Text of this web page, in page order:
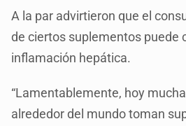
A la par advirtieron que el
de ciertos suplementos puede
inflamación hepática.
“Lamentablemente, hoy
alrededor del mundo toman